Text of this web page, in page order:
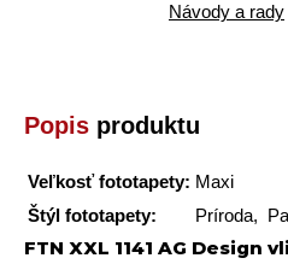
Návody a rady
Popis produktu
Veľkosť fototapety: Maxi
Štýl fototapety:
Príroda,
FTN XXL 1141 AG Design